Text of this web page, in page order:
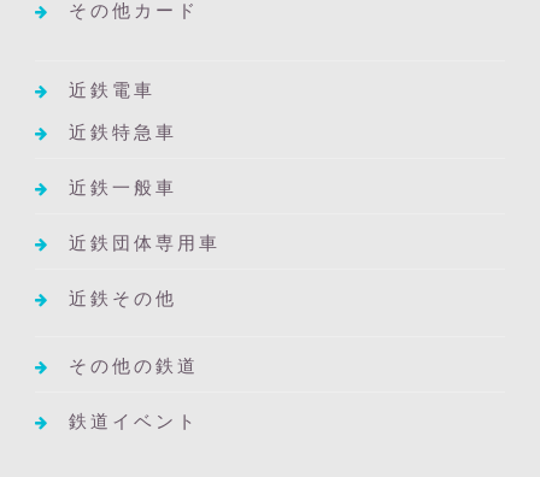
その他カード
近鉄電車
近鉄特急車
近鉄一般車
近鉄団体専用車
近鉄その他
その他の鉄道
鉄道イベント